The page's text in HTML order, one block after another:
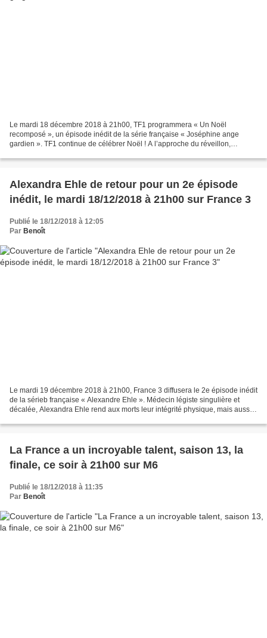
Le mardi 18 décembre 2018 à 21h00, TF1 programmera « Un Noël
recomposé », un épisode inédit de la série française « Joséphine ange
gardien ». TF1 continue de célébrer Noël ! A l’approche du réveillon,
Alexandra Ehle de retour pour un 2e épisode
inédit, le mardi 18/12/2018 à 21h00 sur France 3
Publié le 18/12/2018 à 12:05
Par Benoît
Le mardi 19 décembre 2018 à 21h00, France 3 diffusera le 2e épisode inédit
de la sérieb française « Alexandre Ehle ». Médecin légiste singulière et
décalée, Alexandra Ehle rend aux morts leur intégrité physique, mais aussi «
La France a un incroyable talent, saison 13, la
finale, ce soir à 21h00 sur M6
Publié le 18/12/2018 à 11:35
Par Benoît